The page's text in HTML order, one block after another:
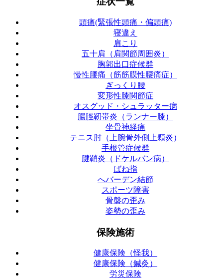
頭痛(緊張性頭痛・偏頭痛)
寝違え
肩こり
五十肩（肩関節周囲炎）
胸郭出口症候群
慢性腰痛（筋筋膜性腰痛症）
ぎっくり腰
変形性膝関節症
オスグッド・シュラッター病
腸脛靭帯炎（ランナー膝）
坐骨神経痛
テニス肘（上腕骨外側上顆炎）
手根管症候群
腱鞘炎（ドケルバン病）
ばね指
へバーデン結節
スポーツ障害
骨盤の歪み
姿勢の歪み
保険施術
健康保険（怪我）
健康保険（鍼灸）
労災保険